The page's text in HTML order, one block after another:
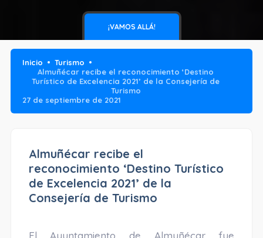
¡VAMOS ALLÁ!
Inicio
Turismo
Almuñécar recibe el reconocimiento ‘Destino
Turístico de Excelencia 2021’ de la Consejería de
Turismo
27 de septiembre de 2021
Almuñécar recibe el
reconocimiento ‘Destino Turístico
de Excelencia 2021’ de la
Consejería de Turismo
El Ayuntamiento de Almuñécar fue